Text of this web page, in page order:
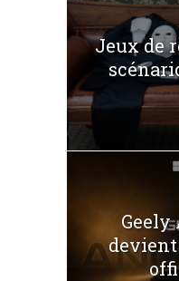
Jeux de
Geely